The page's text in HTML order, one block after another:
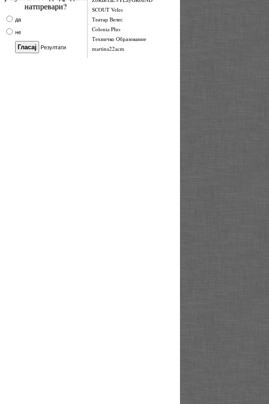
натпревари?
да
не
Резултати
SCOUT Veles
Театар Велес
Colonia Plus
Техничко Образование
martina22acm